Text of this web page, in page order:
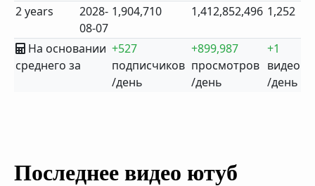
2 years
2028-
08-07
1,904,710 1,412,852,496 1,252
На основании
среднего за
+527
подписчиков
/день
+899,987
просмотров
/день
+1
видео
/день
Последнее видео ютуб